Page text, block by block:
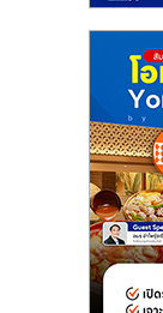
ไชส์
ขาย
หน้า
บ้าน